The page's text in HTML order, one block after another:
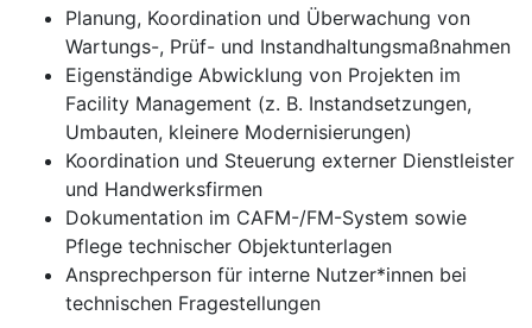
Planung, Koordination und Überwachung von
Wartungs-, Prüf- und Instandhaltungsmaßnahmen
Eigenständige Abwicklung von Projekten im
Facility Management (z. B. Instandsetzungen,
Umbauten, kleinere Modernisierungen)
Koordination und Steuerung externer Dienstleister
und Handwerksfirmen
Dokumentation im CAFM-/FM-System sowie
Pflege technischer Objektunterlagen
Ansprechperson für interne Nutzer*innen bei
technischen Fragestellungen